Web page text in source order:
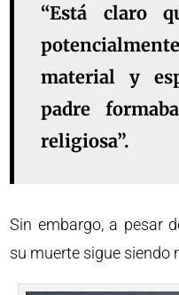
“Está claro
material y
padre
religiosa”.
Sin embargo, a pesar
su muerte sigue siendo